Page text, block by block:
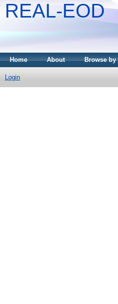
REAL-EOD
Home About Browse by
Login